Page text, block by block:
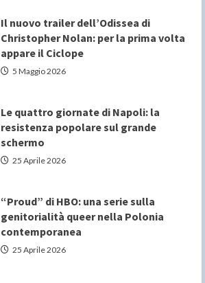
Il nuovo trailer dell’Odissea di
Christopher Nolan: per la prima volta
appare il Ciclope
5 Maggio 2026
Le quattro giornate di Napoli: la
resistenza popolare sul grande
schermo
25 Aprile 2026
“Proud” di HBO: una serie sulla
genitorialità queer nella Polonia
contemporanea
25 Aprile 2026